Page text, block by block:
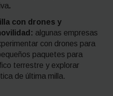
.
con drones y
algunas empresas
con drones para
paquetes para
terrestre y explorar
de última milla.